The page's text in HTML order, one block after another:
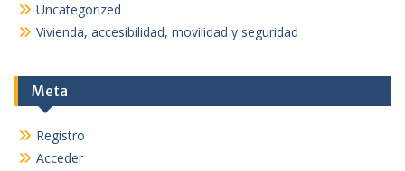
Uncategorized
Vivienda, accesibilidad, movilidad y seguridad
Meta
Registro
Acceder